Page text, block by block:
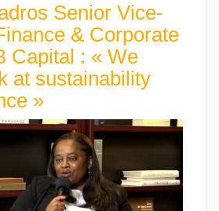
Senior Vice-
& Corporate
Capital : « We
at sustainability
»